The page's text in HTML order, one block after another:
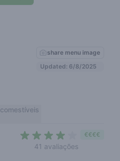
share menu image
Updated: 6/8/2025
comestíveis
41 avaliações
€€€€